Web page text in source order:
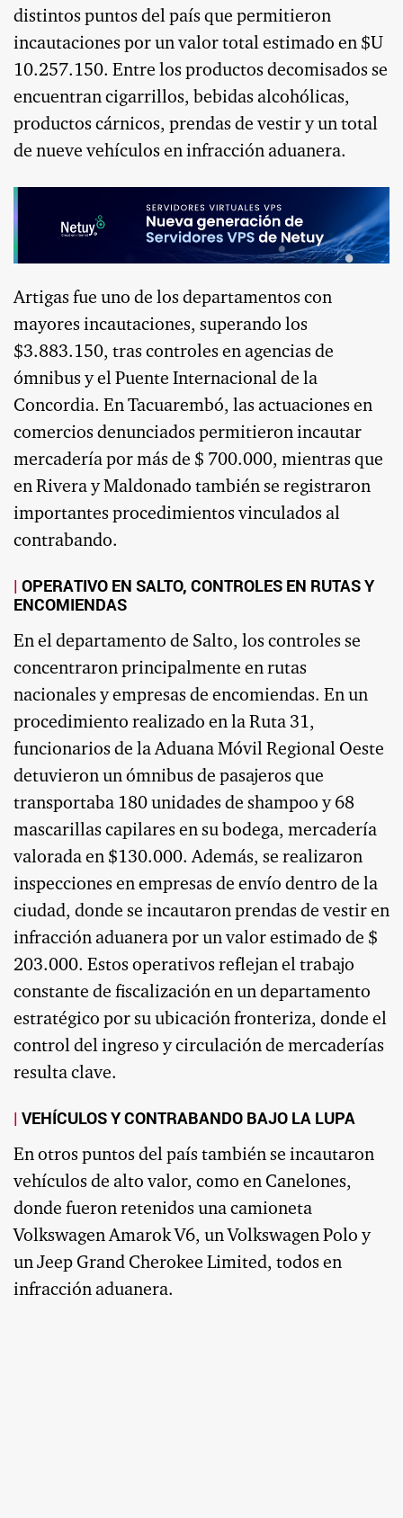
distintos puntos del país que permitieron
incautaciones por un valor total estimado en $U
10.257.150. Entre los productos decomisados se
encuentran cigarrillos, bebidas alcohólicas,
productos cárnicos, prendas de vestir y un total
de nueve vehículos en infracción aduanera.
Artigas fue uno de los departamentos con
mayores incautaciones, superando los
$3.883.150, tras controles en agencias de
ómnibus y el Puente Internacional de la
Concordia. En Tacuarembó, las actuaciones en
comercios denunciados permitieron incautar
mercadería por más de $ 700.000, mientras que
en Rivera y Maldonado también se registraron
importantes procedimientos vinculados al
contrabando.
OPERATIVO EN SALTO, CONTROLES EN RUTAS Y
ENCOMIENDAS
En el departamento de Salto, los controles se
concentraron principalmente en rutas
nacionales y empresas de encomiendas. En un
procedimiento realizado en la Ruta 31,
funcionarios de la Aduana Móvil Regional Oeste
detuvieron un ómnibus de pasajeros que
transportaba 180 unidades de shampoo y 68
mascarillas capilares en su bodega, mercadería
valorada en $130.000. Además, se realizaron
inspecciones en empresas de envío dentro de la
ciudad, donde se incautaron prendas de vestir en
infracción aduanera por un valor estimado de $
203.000. Estos operativos reflejan el trabajo
constante de fiscalización en un departamento
estratégico por su ubicación fronteriza, donde el
control del ingreso y circulación de mercaderías
resulta clave.
VEHÍCULOS Y CONTRABANDO BAJO LA LUPA
En otros puntos del país también se incautaron
vehículos de alto valor, como en Canelones,
donde fueron retenidos una camioneta
Volkswagen Amarok V6, un Volkswagen Polo y
un Jeep Grand Cherokee Limited, todos en
infracción aduanera.